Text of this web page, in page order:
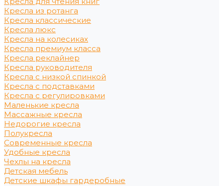
Кресла из ротанга
Кресла классические
Кресла люкс
Кресла на колесиках
Кресла премиум класса
Кресла реклайнер
Кресла руководителя
Кресла с низкой спинкой
Кресла с подставками
Кресла с регулировками
Маленькие кресла
Массажные кресла
Недорогие кресла
Полукресла
Современные кресла
Удобные кресла
Чехлы на кресла
Детская мебель
Детские шкафы гардеробные